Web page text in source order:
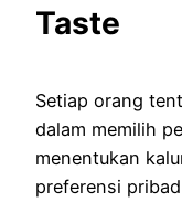
Taste
Setiap orang
dalam memilih
menentukan
preferensi